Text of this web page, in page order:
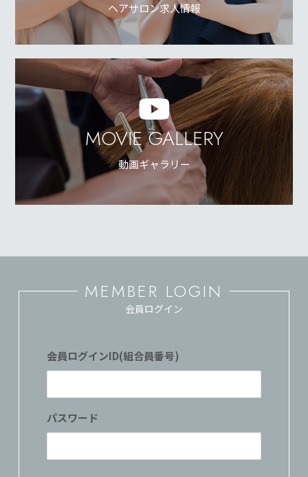
ヘアサロン求人情報
MOVIE GALLERY
動画ギャラリー
MEMBER LOGIN
会員ログイン
会員ログインID(組合員番号)
パスワード